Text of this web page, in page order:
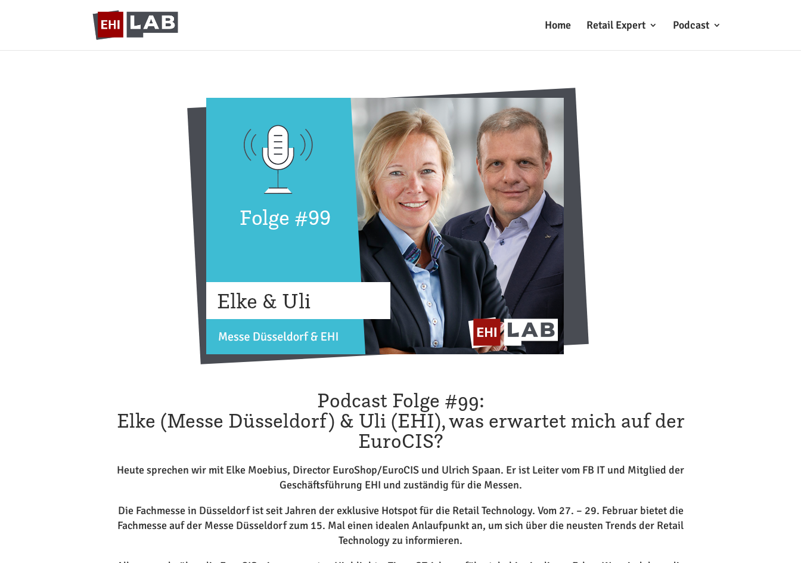
Home Retail Expert Podcast
Podcast Folge #99:
Elke (Messe Düsseldorf) & Uli (EHI), was erwartet mich auf der
EuroCIS?
Heute sprechen wir mit Elke Moebius, Director EuroShop/EuroCIS und Ulrich Spaan. Er ist Leiter vom FB IT und Mitglied der
Geschäftsführung EHI und zuständig für die Messen.
Die Fachmesse in Düsseldorf ist seit Jahren der exklusive Hotspot für die Retail Technology. Vom 27. – 29. Februar bietet die
Fachmesse auf der Messe Düsseldorf zum 15. Mal einen idealen Anlaufpunkt an, um sich über die neusten Trends der Retail
Technology zu informieren.